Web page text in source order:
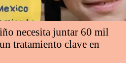
necesita juntar 60 mil
tratamiento clave en